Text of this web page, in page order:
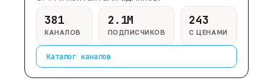
381
КАНАЛОВ
2.1M
ПОДПИСЧИКОВ
243
С ЦЕНАМИ
Каталог каналов